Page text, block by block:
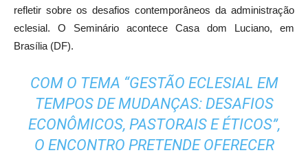
refletir sobre os desafios contemporâneos da administração
eclesial. O Seminário acontece Casa dom Luciano, em
Brasília (DF).
COM O TEMA “GESTÃO ECLESIAL EM
TEMPOS DE MUDANÇAS: DESAFIOS
ECONÔMICOS, PASTORAIS E ÉTICOS”,
O ENCONTRO PRETENDE OFERECER